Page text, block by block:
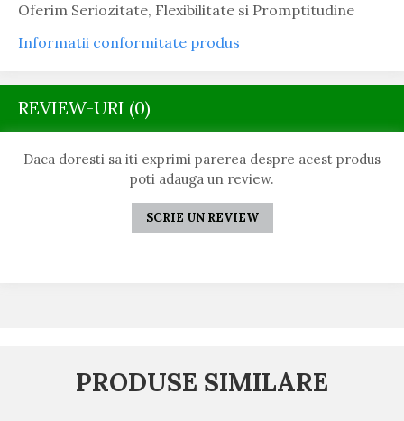
Oferim Seriozitate, Flexibilitate si Promptitudine
Informatii conformitate produs
REVIEW-URI (0)
Daca doresti sa iti exprimi parerea despre acest produs
poti adauga un review.
SCRIE UN REVIEW
PRODUSE SIMILARE